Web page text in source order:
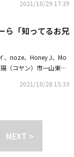
ンが取れる機会があま
DANCE GIRLS FIG
うに生きてほしい。別
「刺激を受ける準備が
守りたい。実力がすご
GIRLS FIGHTE
熱を感じることができ
イは「10代の参加者
ンスの実力と人間味溢
」出演Honey J、優
2021/10/29 17:39
ら「知ってるお兄
、noze、Honey J、Mo
（コヤン）市一山東区
ってるお兄さん」に出
2021/10/28 15:33
NEXT >